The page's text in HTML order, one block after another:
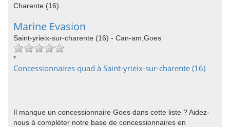
Charente (16).
Marine Evasion
Saint-yrieix-sur-charente (16) - Can-am,Goes
*
Concessionnaires quad à Saint-yrieix-sur-charente (16)
Il manque un concessionnaire Goes dans cette liste ? Aidez-
nous à compléter notre base de concessionnaires en